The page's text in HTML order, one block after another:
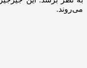
می‌روند.